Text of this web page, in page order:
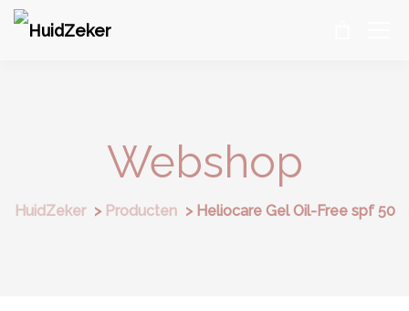
Webshop
HuidZeker > Producten > Heliocare Gel Oil-Free spf 50